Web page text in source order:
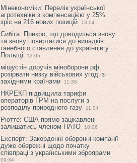
Мінекономіки: Перелік української
агротехніки з компенсацією у 25%
зріс на 216 нових позицій
13:04
Сибіга: Прикро, що доводиться знову
та знову повертатися до випадків
ганебного ставлення до українців у
Польщі
12:05
мішустін доручів міноборони рф
розірвати низку військових угод із
західними країнами
11:36
НКРЕКП підвищила тарифи
операторів ГРМ на послуги з
розподілу природного газу
11:04
Рютте: США прямо зацікавлені
залишатись членом НАТО
10:06
Експерт: Закордонні оборонні компанії
дуже обережні щодо початку
співпраці з українськими зброярами
09:34